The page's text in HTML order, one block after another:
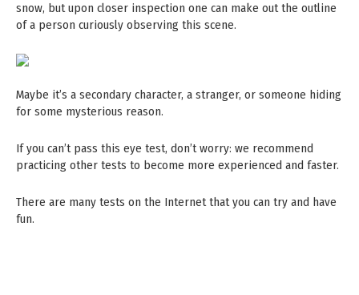
snow, but upon closer inspection one can make out the outline
of a person curiously observing this scene.
Maybe it’s a secondary character, a stranger, or someone hiding
for some mysterious reason.
If you can’t pass this eye test, don’t worry: we recommend
practicing other tests to become more experienced and faster.
There are many tests on the Internet that you can try and have
fun.